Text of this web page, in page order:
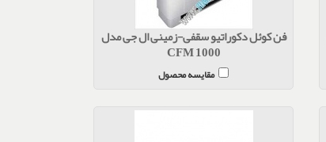
فن کوئل دکوراتیو سقفی-زمینی ال جی مدل
CFM 1000
مقایسه محصول